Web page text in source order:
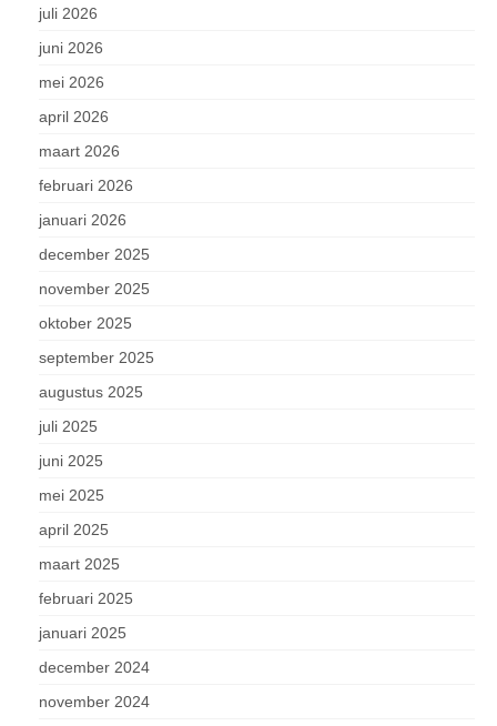
juli 2026
juni 2026
mei 2026
april 2026
maart 2026
februari 2026
januari 2026
december 2025
november 2025
oktober 2025
september 2025
augustus 2025
juli 2025
juni 2025
mei 2025
april 2025
maart 2025
februari 2025
januari 2025
december 2024
november 2024